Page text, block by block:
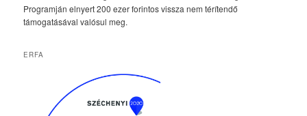
Programján elnyert 200 ezer forintos vissza nem térítendő
támogatásával valósul meg.
ERFA